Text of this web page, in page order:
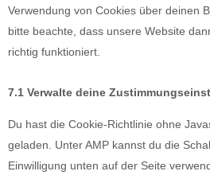
Verwendung von Cookies über deinen
bitte beachte, dass unsere Website
richtig funktioniert.
7.1 Verwalte deine
Du hast die Cookie-Richtlinie ohne
geladen. Unter AMP kannst du die
Einwilligung unten auf der Seite